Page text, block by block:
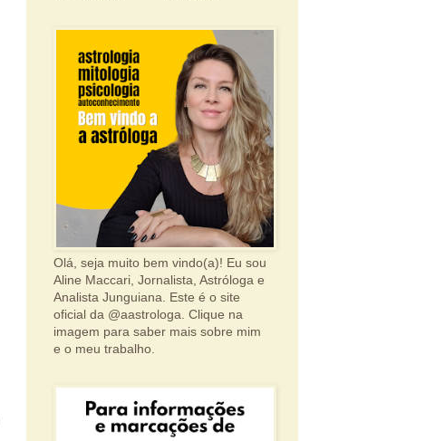
Olá, seja muito bem vindo(a)! Eu sou
Aline Maccari, Jornalista, Astróloga e
Analista Junguiana. Este é o site
oficial da @aastrologa. Clique na
imagem para saber mais sobre mim
e o meu trabalho.